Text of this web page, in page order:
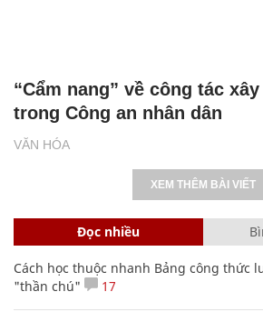
VĂN HÓA
“Cẩm nang” về công tác
trong Công an nhân dân
XEM THÊM BÀI VIẾT
Đọc nhiều
Cách học thuộc nhanh Bảng công thức
"thần chú"
17